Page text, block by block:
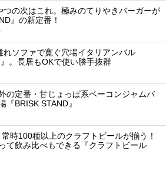
つの次はこれ。極みのてりやきバーガーが
』の新定番！
れソファで寛ぐ穴場イタリアンバル
』。長居もOKで使い勝手抜群
の定番・甘じょっぱ系ベーコンジャムバ
『BRISK STAND』
時100種以上のクラフトビールが揃う！
て飲み比べもできる『クラフトビール